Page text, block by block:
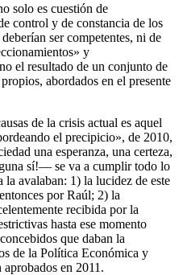
solo es cuestión de
control y de constancia de los
ser competentes, ni de
y
el resultado de un conjunto de
abordados en el presente
de la crisis actual es aquel
el precipicio», de 2010,
una esperanza, una certeza,
sí!— se va a cumplir todo lo
la avalaban: 1) la lucidez de este
por Raúl; 2) la
recibida por la
hasta ese momento
que daban la
de la Política Económica y
en 2011.